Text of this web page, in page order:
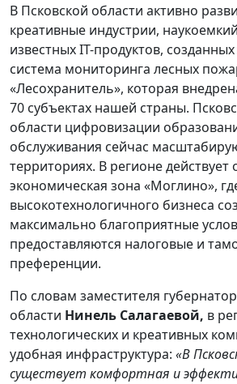
В Псковской области активно
креативные индустрии,
известных IT-продуктов,
система мониторинга лесных
«Лесохранитель», которая
70 субъектах нашей страны.
области цифровизации
обслуживания сейчас
территориях. В регионе действует
экономическая зона «Моглино»,
высокотехнологичного бизнеса
максимально благоприятные
предоставляются налоговые и
преференции.
По словам заместителя
области Нинель Салагаевой, в
технологических и креативных
удобная инфраструктура: «В
существует комфортная и